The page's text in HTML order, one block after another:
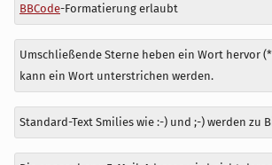
BBCode-Formatierung erlaubt
Umschließende Sterne heben ein Wort hervor
kann ein Wort unterstrichen werden.
Standard-Text Smilies wie :-) und ;-) werden zu